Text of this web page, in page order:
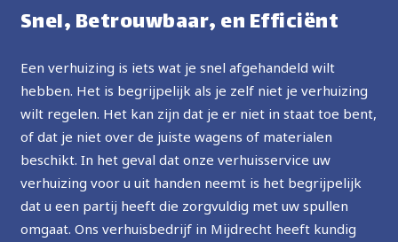
de service opnieuw gebruiken.
Snel, Betrouwbaar, en Efficiënt
Een verhuizing is iets wat je snel afgehandeld wilt
hebben. Het is begrijpelijk als je zelf niet je verhuizing
wilt regelen. Het kan zijn dat je er niet in staat toe bent,
of dat je niet over de juiste wagens of materialen
beschikt. In het geval dat onze verhuisservice uw
verhuizing voor u uit handen neemt is het begrijpelijk
dat u een partij heeft die zorgvuldig met uw spullen
omgaat. Ons verhuisbedrijf in Mijdrecht heeft kundig